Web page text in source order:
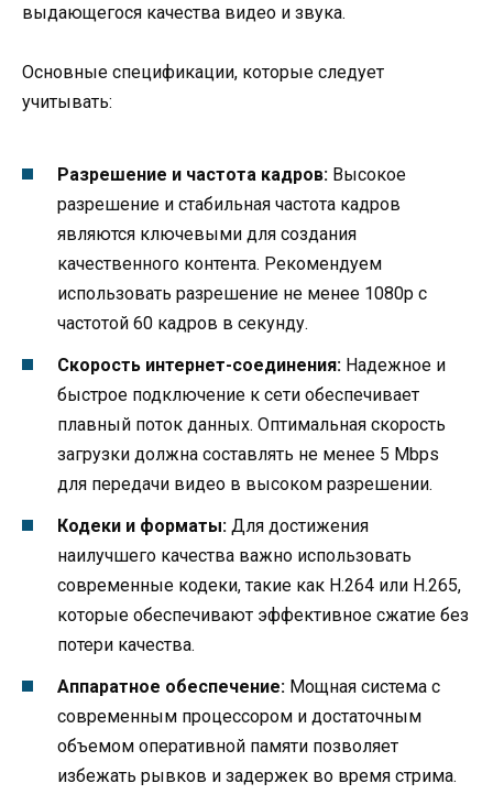
выдающегося качества видео и звука.
Основные спецификации, которые следует
учитывать:
Разрешение и частота кадров: Высокое
разрешение и стабильная частота кадров
являются ключевыми для создания
качественного контента. Рекомендуем
использовать разрешение не менее 1080p с
частотой 60 кадров в секунду.
Скорость интернет-соединения: Надежное и
быстрое подключение к сети обеспечивает
плавный поток данных. Оптимальная скорость
загрузки должна составлять не менее 5 Mbps
для передачи видео в высоком разрешении.
Кодеки и форматы: Для достижения
наилучшего качества важно использовать
современные кодеки, такие как H.264 или H.265,
которые обеспечивают эффективное сжатие без
потери качества.
Аппаратное обеспечение: Мощная система с
современным процессором и достаточным
объемом оперативной памяти позволяет
избежать рывков и задержек во время стрима.